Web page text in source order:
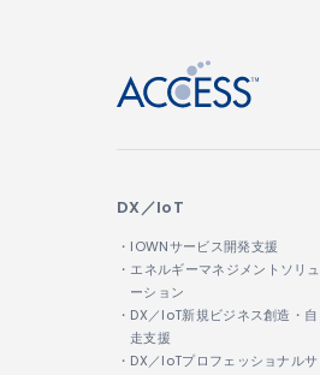
DX／IoT
・IOWNサービス開発支援
・エネルギーマネジメントソリュ
ーション
・DX／IoT新規ビジネス創造・自
走支援
・DX／IoTプロフェッショナルサ